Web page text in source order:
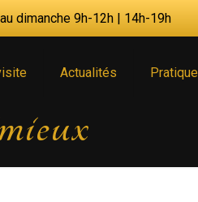
dimanche 9h-12h | 14h-19h
Actualités Pratique